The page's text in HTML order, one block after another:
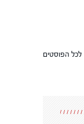
לכל הפוסטים